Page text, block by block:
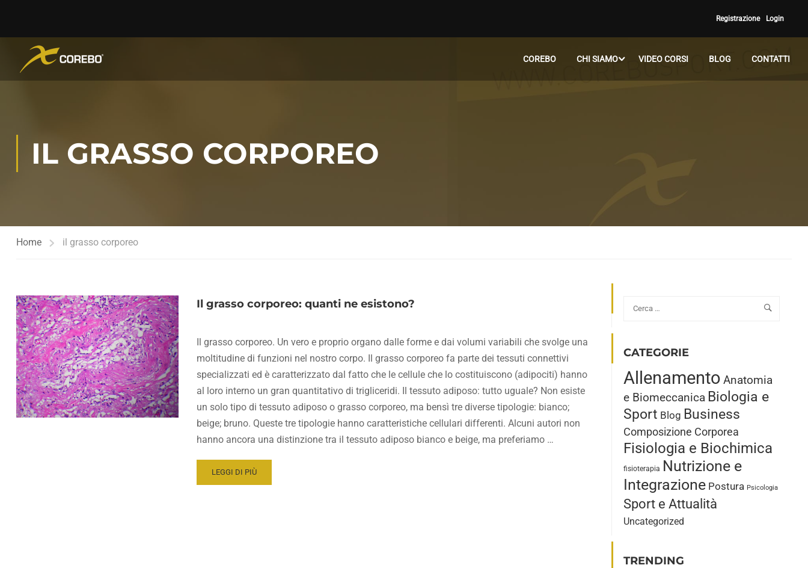
Registrazione Login
COREBO CHI SIAMO VIDEO CORSI BLOG CONTATTI
IL GRASSO CORPOREO
Home il grasso corporeo
Il grasso corporeo: quanti ne esistono?
Il grasso corporeo. Un vero e proprio organo dalle forme e dai volumi variabili che svolge una
moltitudine di funzioni nel nostro corpo. Il grasso corporeo fa parte dei tessuti connettivi
specializzati ed è caratterizzato dal fatto che le cellule che lo costituiscono (adipociti) hanno
al loro interno un gran quantitativo di trigliceridi. Il tessuto adiposo: tutto uguale? Non esiste
un solo tipo di tessuto adiposo o grasso corporeo, ma bensì tre diverse tipologie: bianco;
beige; bruno. Queste tre tipologie hanno caratteristiche cellulari differenti. Alcuni autori non
hanno ancora una distinzione tra il tessuto adiposo bianco e beige, ma preferiamo …
READ
MORE
LEGGI DI PIÙ
CATEGORIE
Allenamento Anatomia
e Biomeccanica Biologia e
Sport Blog Business
Composizione Corporea
Fisiologia e Biochimica
fisioterapia Nutrizione e
Integrazione Postura Psicologia
Sport e Attualità
Uncategorized
TRENDING